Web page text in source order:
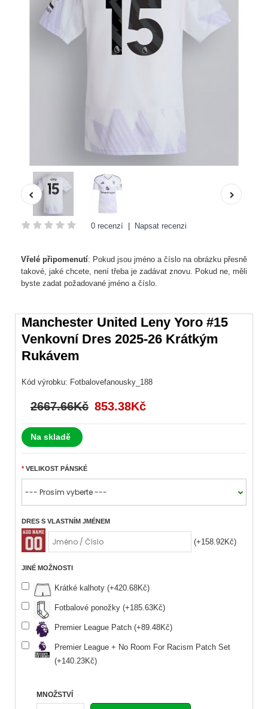
0 recenzí Napsat recenzi
Vřelé připomenutí: Pokud jsou jméno a číslo na obrázku přesně
takové, jaké chcete, není třeba je zadávat znovu. Pokud ne, měli
byste zadat požadované jméno a číslo.
Manchester United Leny Yoro #15
Venkovní Dres 2025-26 Krátkým
Rukávem
Kód výrobku: Fotbalovefanousky_188
2667.66Kč 853.38Kč
Na skladě
VELIKOST PÁNSKÉ
DRES S VLASTNÍM JMÉNEM
(+158.92Kč)
JINÉ MOŽNOSTI
Krátké kalhoty (+420.68Kč)
Fotbalové ponožky (+185.63Kč)
Premier League Patch (+89.48Kč)
Premier League + No Room For Racism Patch Set
(+140.23Kč)
MNOŽSTVÍ